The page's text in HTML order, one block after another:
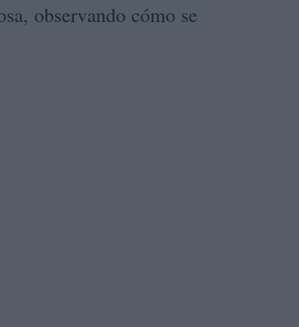
observando cómo se